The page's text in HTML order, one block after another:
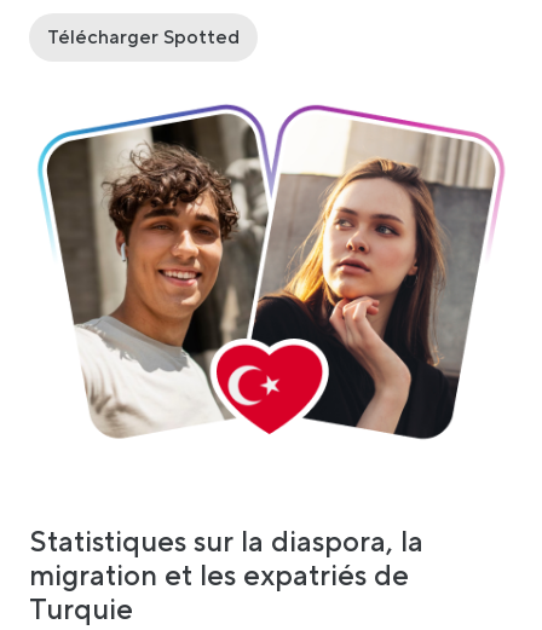
Télécharger Spotted
Statistiques sur la diaspora, la
migration et les expatriés de
Turquie